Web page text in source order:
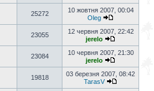
25272
10 жовтня 2007, 00:04
Oleg
23055
12 червня 2007, 22:42
jerelo
23084
10 червня 2007, 21:30
jerelo
19818
03 березня 2007, 08:42
TarasV